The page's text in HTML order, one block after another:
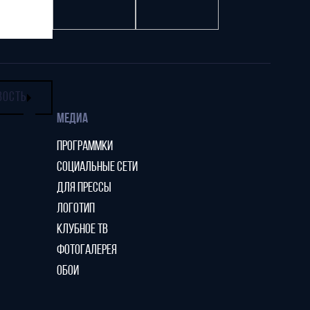
МЕДИА
ПРОГРАММКИ
СОЦИАЛЬНЫЕ СЕТИ
ДЛЯ ПРЕССЫ
ЛОГОТИП
КЛУБНОЕ ТВ
ФОТОГАЛЕРЕЯ
ОБОИ